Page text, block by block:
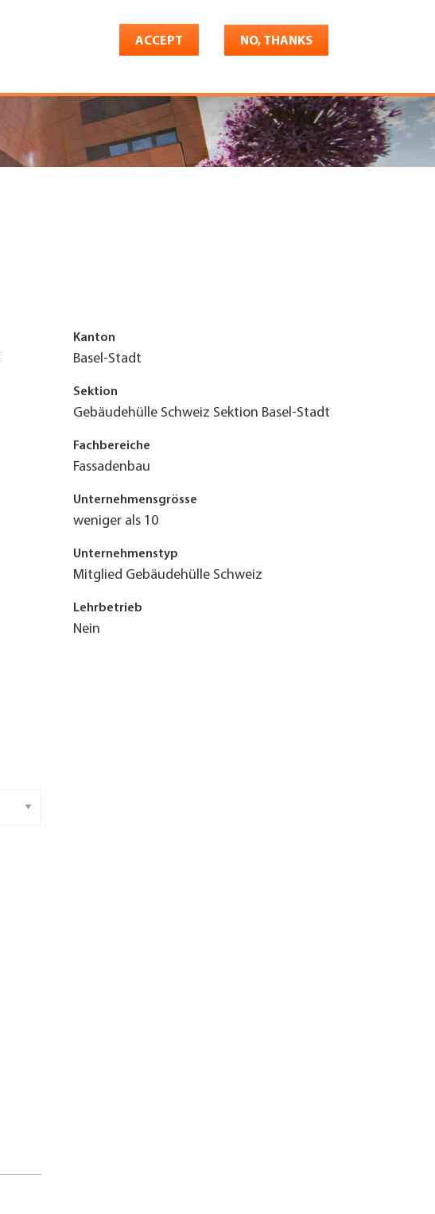
ACCEPT NO, THANKS
Kanton
Basel-Stadt
Sektion
Gebäudehülle Schweiz Sektion Basel-Stadt
Fachbereiche
Fassadenbau
Unternehmensgrösse
weniger als 10
Unternehmenstyp
Mitglied Gebäudehülle Schweiz
Lehrbetrieb
Nein